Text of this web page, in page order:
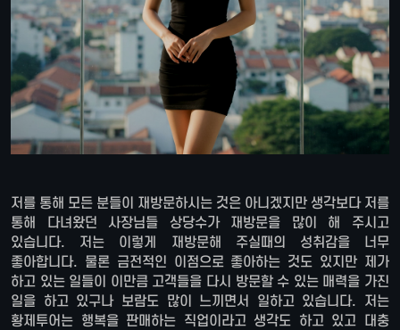
저를 통해 모든 분들이 재방문하시는 것은 아니겠지만 생각보다 저를
통해 다녀왔던 사장님들 상당수가 재방문을 많이 해 주시고
있습니다. 저는 이렇게 재방문해 주실때의 성취감을 너무
좋아합니다. 물론 금전적인 이점으로 좋아하는 것도 있지만 제가
하고 있는 일들이 이만큼 고객들을 다시 방문할 수 있는 매력을 가진
일을 하고 있구나 보람도 많이 느끼면서 일하고 있습니다. 저는
황제투어는 행복을 판매하는 직업이라고 생각도 하고 있고 대충